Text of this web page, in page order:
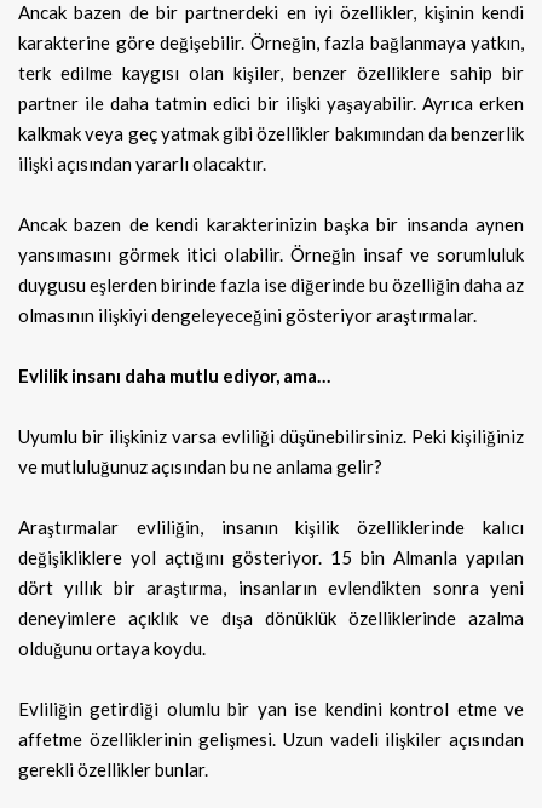
Ancak bazen de bir partnerdeki en iyi özellikler, kişinin kendi
karakterine göre değişebilir. Örneğin, fazla bağlanmaya yatkın,
terk edilme kaygısı olan kişiler, benzer özelliklere sahip bir
partner ile daha tatmin edici bir ilişki yaşayabilir. Ayrıca erken
kalkmak veya geç yatmak gibi özellikler bakımından da benzerlik
ilişki açısından yararlı olacaktır.
Ancak bazen de kendi karakterinizin başka bir insanda aynen
yansımasını görmek itici olabilir. Örneğin insaf ve sorumluluk
duygusu eşlerden birinde fazla ise diğerinde bu özelliğin daha az
olmasının ilişkiyi dengeleyeceğini gösteriyor araştırmalar.
Evlilik insanı daha mutlu ediyor, ama…
Uyumlu bir ilişkiniz varsa evliliği düşünebilirsiniz. Peki kişiliğiniz
ve mutluluğunuz açısından bu ne anlama gelir?
Araştırmalar evliliğin, insanın kişilik özelliklerinde kalıcı
değişikliklere yol açtığını gösteriyor. 15 bin Almanla yapılan
dört yıllık bir araştırma, insanların evlendikten sonra yeni
deneyimlere açıklık ve dışa dönüklük özelliklerinde azalma
olduğunu ortaya koydu.
Evliliğin getirdiği olumlu bir yan ise kendini kontrol etme ve
affetme özelliklerinin gelişmesi. Uzun vadeli ilişkiler açısından
gerekli özellikler bunlar.